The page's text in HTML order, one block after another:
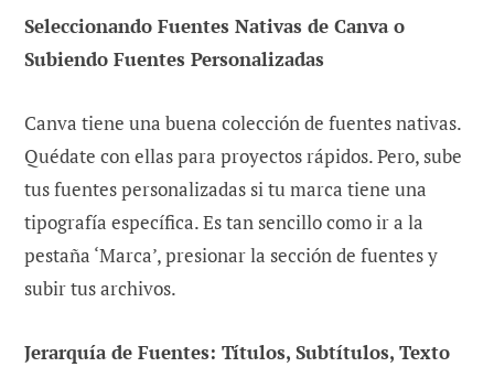
Seleccionando Fuentes Nativas de Canva o
Subiendo Fuentes Personalizadas
Canva tiene una buena colección de fuentes nativas.
Quédate con ellas para proyectos rápidos. Pero, sube
tus fuentes personalizadas si tu marca tiene una
tipografía específica. Es tan sencillo como ir a la
pestaña ‘Marca’, presionar la sección de fuentes y
subir tus archivos.
Jerarquía de Fuentes: Títulos, Subtítulos, Texto